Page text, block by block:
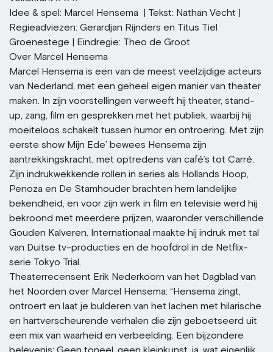
Idee & spel: Marcel Hensema | Tekst: Nathan Vecht |
Regieadviezen: Gerardjan Rijnders en Titus Tiel
Groenestege | Eindregie: Theo de Groot
Over Marcel Hensema
Marcel Hensema is een van de meest veelzijdige acteurs
van Nederland, met een geheel eigen manier van theater
maken. In zijn voorstellingen verweeft hij theater, stand-
up, zang, film en gesprekken met het publiek, waarbij hij
moeiteloos schakelt tussen humor en ontroering. Met zijn
eerste show Mijn Ede’ bewees Hensema zijn
aantrekkingskracht, met optredens van café’s tot Carré.
Zijn indrukwekkende rollen in series als Hollands Hoop,
Penoza en De Stamhouder brachten hem landelijke
bekendheid, en voor zijn werk in film en televisie werd hij
bekroond met meerdere prijzen, waaronder verschillende
Gouden Kalveren. Internationaal maakte hij indruk met tal
van Duitse tv-producties en de hoofdrol in de Netflix-
serie Tokyo Trial.
Theaterrecensent Erik Nederkoorn van het Dagblad van
het Noorden over Marcel Hensema: “Hensema zingt,
ontroert en laat je bulderen van het lachen met hilarische
en hartverscheurende verhalen die zijn geboetseerd uit
een mix van waarheid en verbeelding. Een bijzondere